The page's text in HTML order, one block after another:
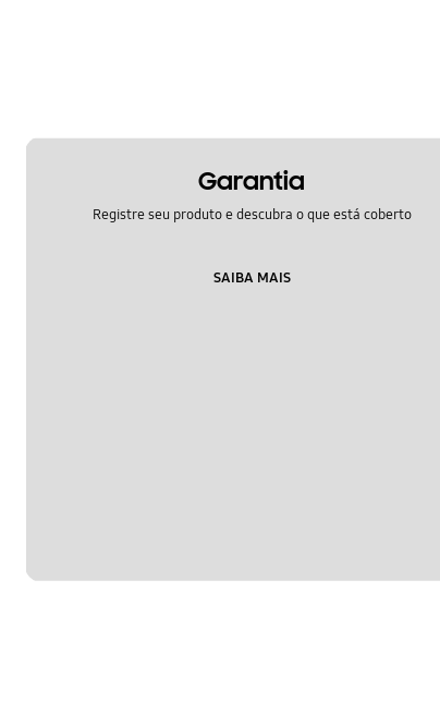
Samsung Apps
Garantia
Registre seu produto e descubra o que está coberto
SAIBA MAIS